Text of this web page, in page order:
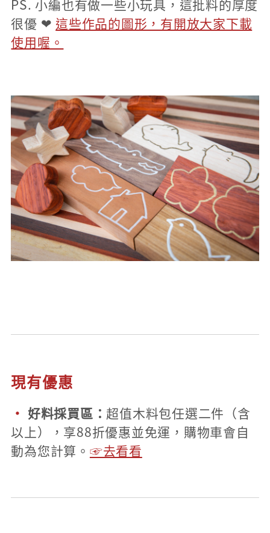
PS. 小編也有做一些小玩具，這批料的厚度
很優 ❤ 這些作品的圖形，有開放大家下載
使用喔。
現有優惠
· 好料採買區： 超值木料包任選二件（含
以上），享88折優惠並免運，購物車會自
動為您計算。 ☞去看看